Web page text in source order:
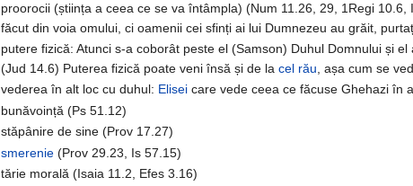
proorocii (știința a ceea ce se va întâmpla) (Num 11.26, 29, 1Regi
făcut din voia omului, ci oamenii cei sfinți ai lui Dumnezeu au grăit,
putere fizică: Atunci s-a coborât peste el (Samson) Duhul Domnului și
(Jud 14.6) Puterea fizică poate veni însă și de lacel rău , așa cum se
vederea în alt loc cu duhul: Elisei care vede ceea ce făcuse Ghehazi în
bunăvoință (Ps 51.12)
stăpânire de sine (Prov 17.27)
smerenie (Prov 29.23, Is 57.15)
tărie morală (Isaia 11.2, Efes 3.16)